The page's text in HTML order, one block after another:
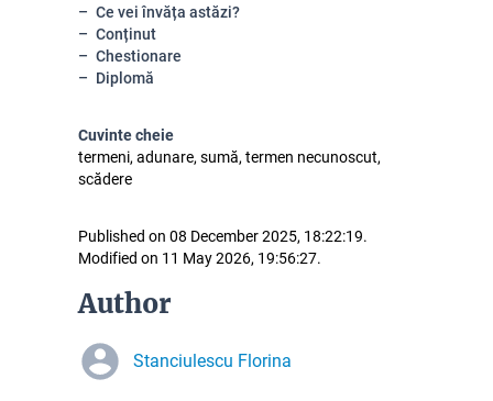
Ce vei învăța astăzi?
Conținut
Chestionare
Diplomă
Cuvinte cheie
termeni, adunare, sumă, termen necunoscut,
scădere
Published on 08 December 2025, 18:22:19.
Modified on 11 May 2026, 19:56:27.
Author
Stanciulescu Florina